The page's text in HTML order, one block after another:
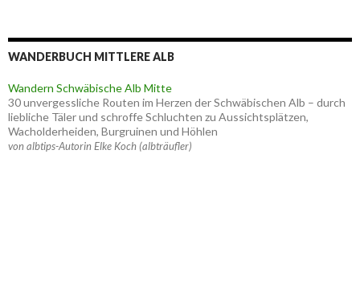
WANDERBUCH MITTLERE ALB
Wandern Schwäbische Alb Mitte
30 unvergessliche Routen im Herzen der Schwäbischen Alb – durch
liebliche Täler und schroffe Schluchten zu Aussichtsplätzen,
Wacholderheiden, Burgruinen und Höhlen
von albtips-Autorin Elke Koch (albträufler)